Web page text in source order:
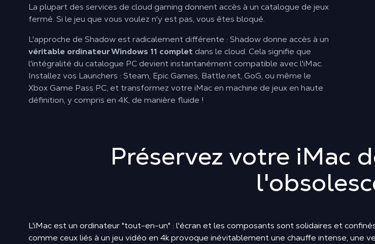
La plupart des services de cloud gaming donnent accès à un catalogue de jeux
fermé. Si le jeu que vous voulez n'y est pas, vous êtes bloqué.
L'approche de Shadow est radicalement différente : Shadow donne accès à un
véritable ordinateur Windows 11 completdans le cloud. Cela signifie que
l'intégralité du catalogue PC devient instantanément compatible avec l'iMac.
Installez vos Launchers : Steam, Epic Games, Battle.net, GoG, ou même le
Xbox Game Pass PC, et transformez votre iMac en machine de jeux en haute
définition, y compris en 4K, de manière fluide !
Préservez votre iMac
L'iMac est un ordinateur "tout-en-un" : l'écran et les composants sont solidaires et
comme ceux liés à un jeu vidéo en 4k provoque inévitablement une chauffe intense, une